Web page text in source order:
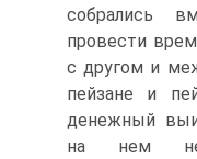
собрались
провести
с другом и
пейзане и
денежный
на нем не